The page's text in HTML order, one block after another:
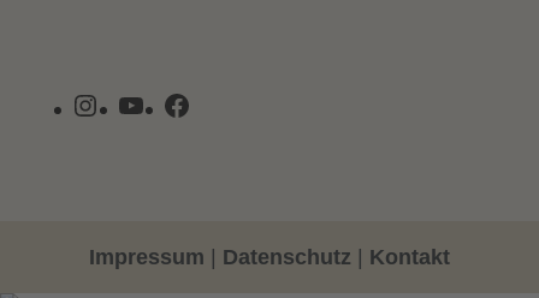
Instagram
YouTubeFacebook
Impressum Datenschutz Kontakt